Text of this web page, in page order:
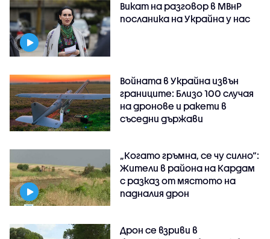
Викат на разговор в МВнР
посланика на Украйна у нас
Войната в Украйна извън
границите: Близо 100 случая
на дронове и ракети в
съседни държави
„Когато гръмна, се чу силно“:
Жители в района на Кардам
с разказ от мястото на
падналия дрон
Дрон се взриви в